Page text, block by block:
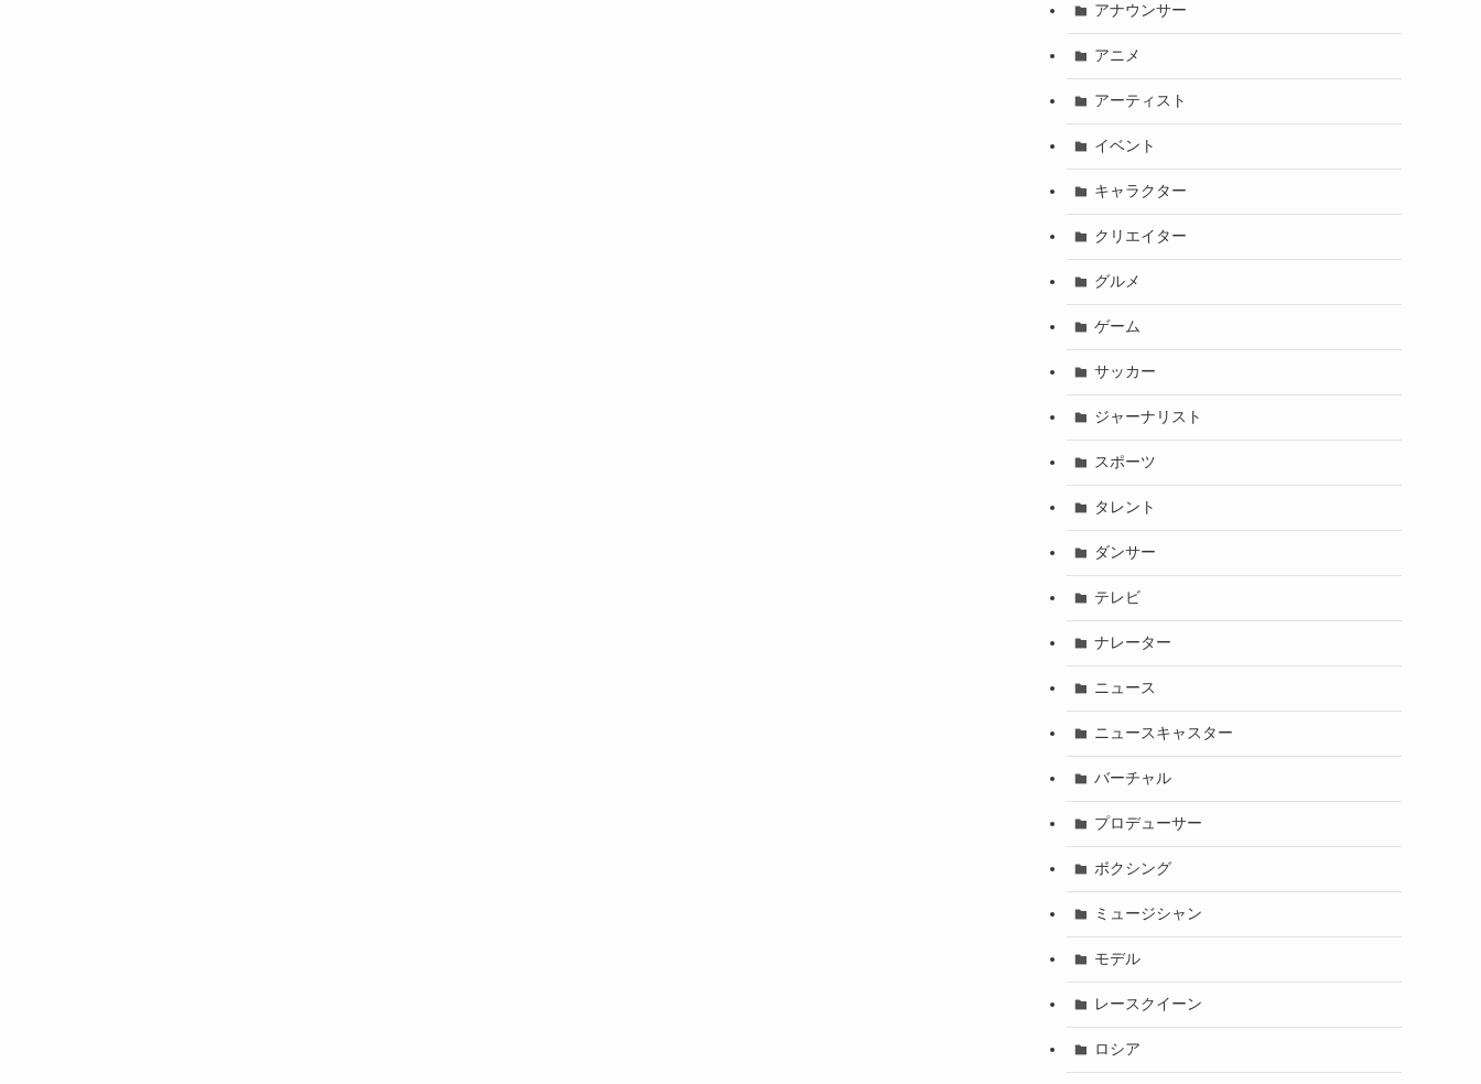
アナウンサー
アニメ
アーティスト
イベント
キャラクター
クリエイター
グルメ
ゲーム
サッカー
ジャーナリスト
スポーツ
タレント
ダンサー
テレビ
ナレーター
ニュース
ニュースキャスター
バーチャル
プロデューサー
ボクシング
ミュージシャン
モデル
レースクイーン
ロシア